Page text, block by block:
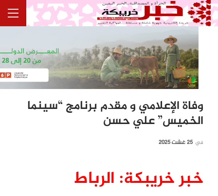
وفاة الإعلامي و مقدم برنامج “سينما
الخميس” علي حسن
في 25 غشت 2025
خبر خريبكة: الرباط